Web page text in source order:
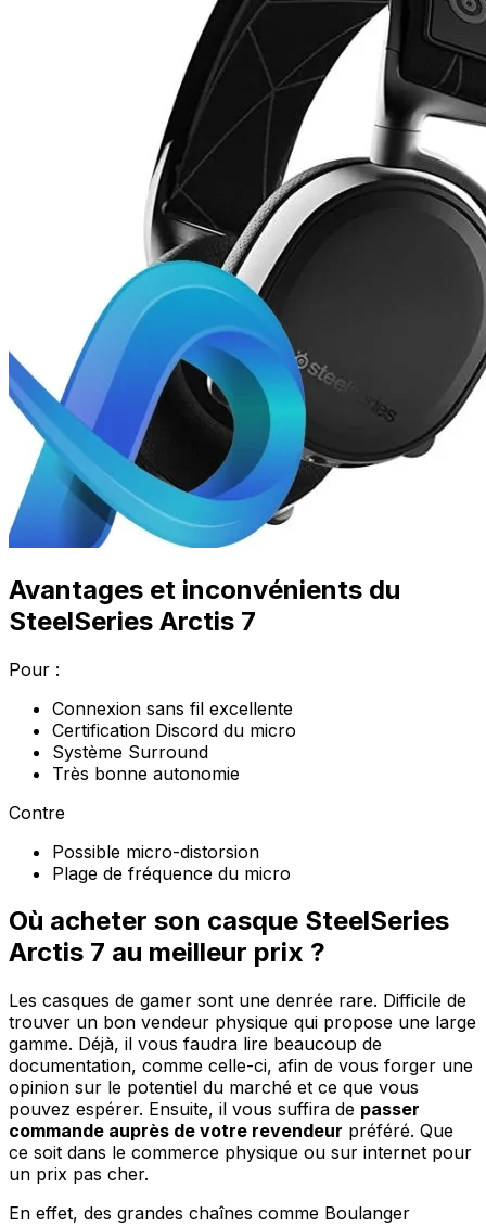
Avantages et inconvénients du
SteelSeries Arctis 7
Pour :
Connexion sans fil excellente
Certification Discord du micro
Système Surround
Très bonne autonomie
Contre
Possible micro-distorsion
Plage de fréquence du micro
Où acheter son casque SteelSeries
Arctis 7 au meilleur prix ?
Les casques de gamer sont une denrée rare. Difficile de
trouver un bon vendeur physique qui propose une large
gamme. Déjà, il vous faudra lire beaucoup de
documentation, comme celle-ci, afin de vous forger une
opinion sur le potentiel du marché et ce que vous
pouvez espérer. Ensuite, il vous suffira de passer
commande auprès de votre revendeur préféré. Que
ce soit dans le commerce physique ou sur internet pour
un prix pas cher.
En effet, des grandes chaînes comme Boulanger